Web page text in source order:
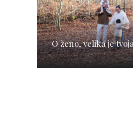
O ženo, velika je